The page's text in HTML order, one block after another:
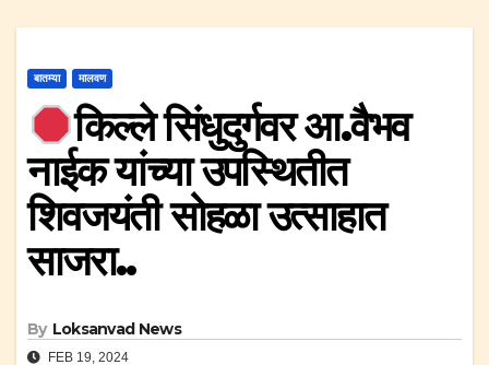
बातम्या मालवण
किल्ले सिंधुदुर्गवर आ.वैभव
नाईक यांच्या उपस्थितीत
शिवजयंती सोहळा उत्साहात
साजरा..
By Loksanvad News
FEB 19, 2024